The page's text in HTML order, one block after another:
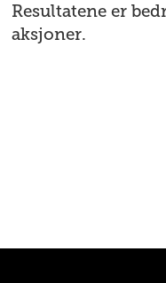
Resultatene er
aksjoner.